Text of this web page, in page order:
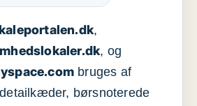
,
, og
bruges af
børsnoterede